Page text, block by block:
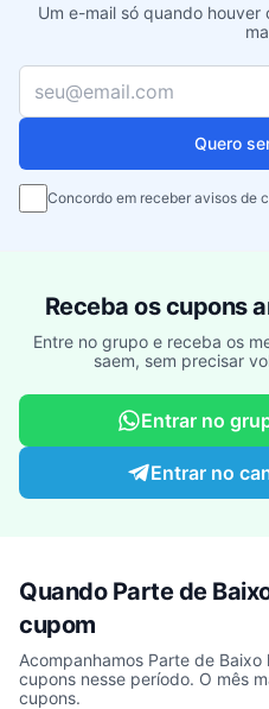
Um e-mail só quando
Seu e-mail
Quero
Concordo em receber avisos de
Receba os cupons
Entre no grupo e receba os
saem, sem precisar
Entrar no
Entrar no
Quando Parte de
cupom
Acompanhamos Parte de
cupons nesse período. O mês
cupons.